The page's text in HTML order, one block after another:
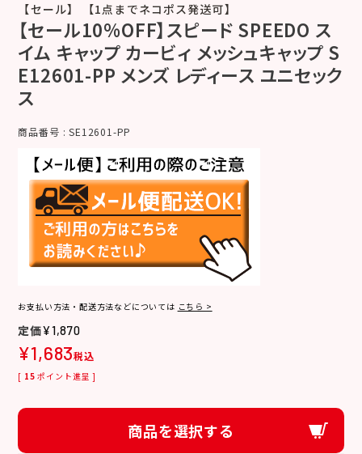
【セール】 【1点までネコポス発送可】
【セール10%OFF】スピード SPEEDO ス
イム キャップ カービィ メッシュキャップ S
E12601-PP メンズ レディース ユニセック
ス
商品番号 SE12601-PP
お支払い方法・配送方法などについては こちら >
¥1,870
¥1,683税込
[ 15 ポイント進呈 ]
商品を選択する